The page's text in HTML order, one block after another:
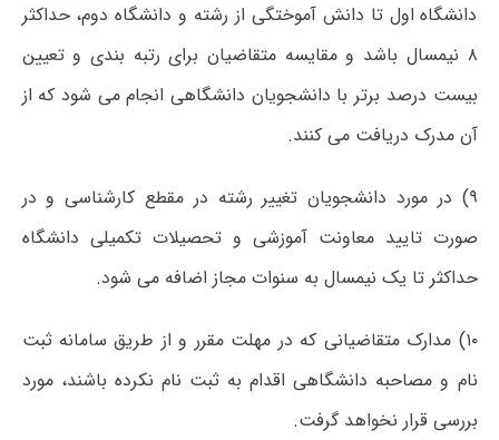
دانشگاه اول تا دانش آموختگی از رشته و دانشگاه دوم، حداکثر
۸ نیمسال باشد و مقایسه متقاضیان برای رتبه بندی و تعیین
بیست درصد برتر با دانشجویان دانشگاهی انجام می شود که از
آن مدرک دریافت می کنند.
۹) در مورد دانشجویان تغییر رشته در مقطع کارشناسی و در
صورت تایید معاونت آموزشی و تحصیلات تکمیلی دانشگاه
حداکثر تا یک نیمسال به سنوات مجاز اضافه می شود.
۱۰) مدارک متقاضیانی که در مهلت مقرر و از طریق سامانه ثبت
نام و مصاحبه دانشگاهی اقدام به ثبت نام نکرده باشند، مورد
بررسی قرار نخواهد گرفت.